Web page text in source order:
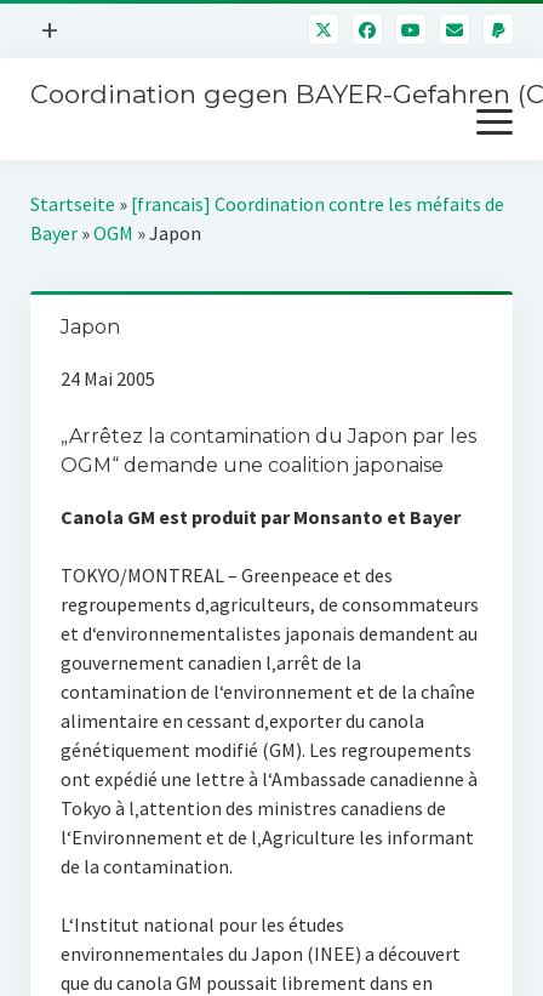
Menü
+
Mitmachen
Über uns
Impressum
Coordination gegen BAYER-Gefahren
Menü
öffnen
Kampagnen
Startseite » [francais] Coordination contre les méfaits de
Bayer»OGM »Japon
Japon
24 Mai 2005
„Arrêtez la contamination du Japon par les
OGM“ demande une coalition japonaise
Canola GM est produit par Monsanto et Bayer
TOKYO/MONTREAL – Greenpeace et des
regroupements d‚agriculteurs, de consommateurs
et d‘environnementalistes japonais demandent au
gouvernement canadien l‚arrêt de la
contamination de l‘environnement et de la chaîne
alimentaire en cessant d‚exporter du canola
génétiquement modifié (GM). Les regroupements
ont expédié une lettre à l‘Ambassade canadienne à
Tokyo à l‚attention des ministres canadiens de
l‘Environnement et de l‚Agriculture les informant
de la contamination.
L‘Institut national pour les études
environnementales du Japon (INEE) a découvert
que du canola GM poussait librement dans en